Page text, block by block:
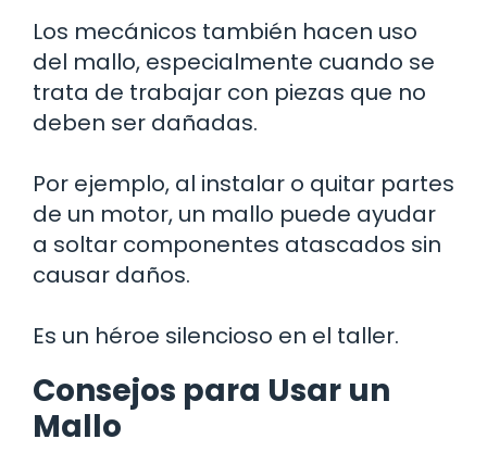
Los mecánicos también hacen uso
del mallo, especialmente cuando se
trata de trabajar con piezas que no
deben ser dañadas.
Por ejemplo, al instalar o quitar partes
de un motor, un mallo puede ayudar
a soltar componentes atascados sin
causar daños.
Es un héroe silencioso en el taller.
Consejos para Usar un
Mallo